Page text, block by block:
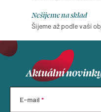
Nešijeme na sklad
Šijeme až podle vaší
Aktuální
E-mail